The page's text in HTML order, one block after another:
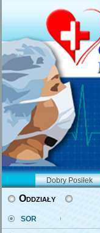
Dobry Posiłek
Oddziały
SOR